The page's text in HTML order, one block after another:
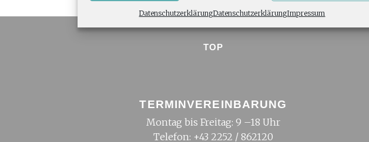
DatenschutzerklärungDatenschutzerklärungImpressum
TOP
TERMINVEREINBARUNG
Montag bis Freitag: 9 –18 Uhr
Telefon: +43 2252 / 862120